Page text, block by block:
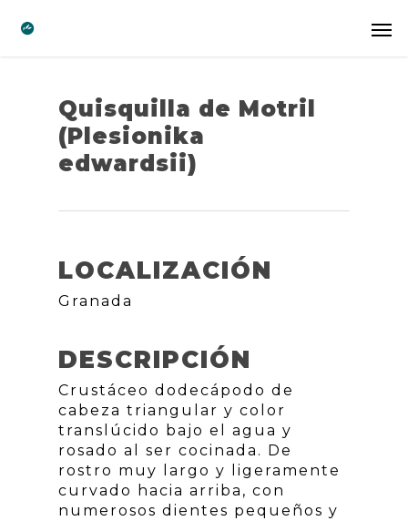
Quisquilla de Motril
(Plesionika
edwardsii)
LOCALIZACIÓN
Granada
DESCRIPCIÓN
Crustáceo dodecápodo de
cabeza triangular y color
translúcido bajo el agua y
rosado al ser cocinada. De
rostro muy largo y ligeramente
curvado hacia arriba, con
numerosos dientes pequeños y